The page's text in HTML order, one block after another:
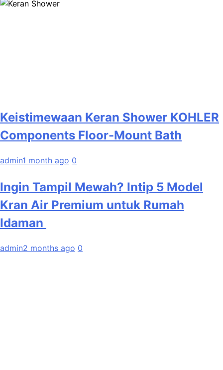
Keistimewaan Keran Shower KOHLER
Components Floor-Mount Bath
admin1 month ago 0
Ingin Tampil Mewah? Intip 5 Model
Kran Air Premium untuk Rumah
Idaman
admin2 months ago 0